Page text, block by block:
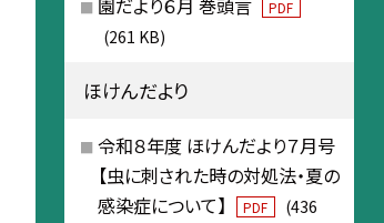
PDF
(261 KB)
ほけんだより
令和８年度 ほけんだより７月号
【虫に刺された時の対処法・夏の
感染症について】
PDF
(436